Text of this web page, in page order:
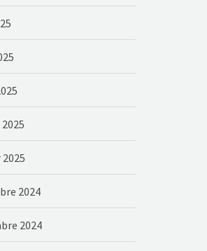
2024
2024